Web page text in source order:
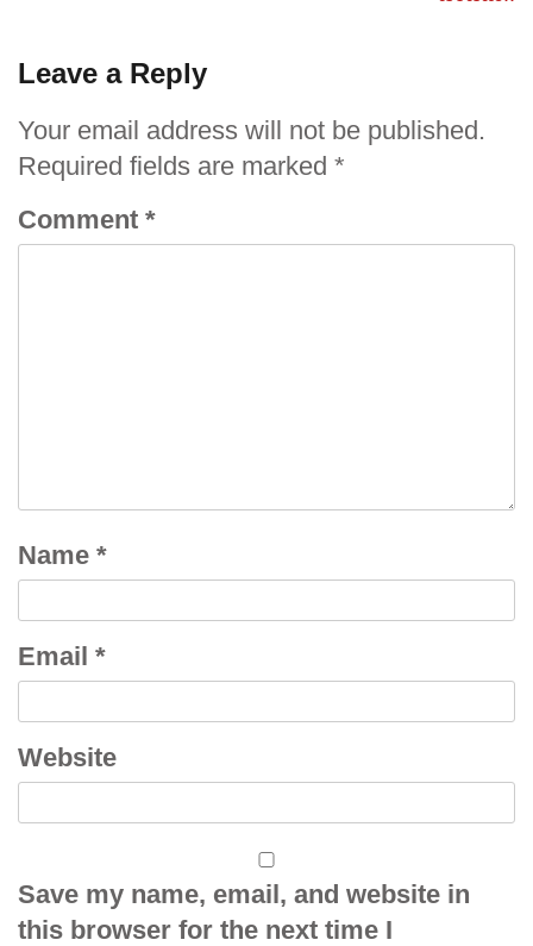
Leave a Reply
Your email address will not be published.
Required fields are marked *
Comment *
Name *
Email *
Website
Save my name, email, and website in
this browser for the next time I